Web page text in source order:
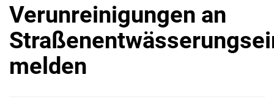
Verunreinigungen an
melden